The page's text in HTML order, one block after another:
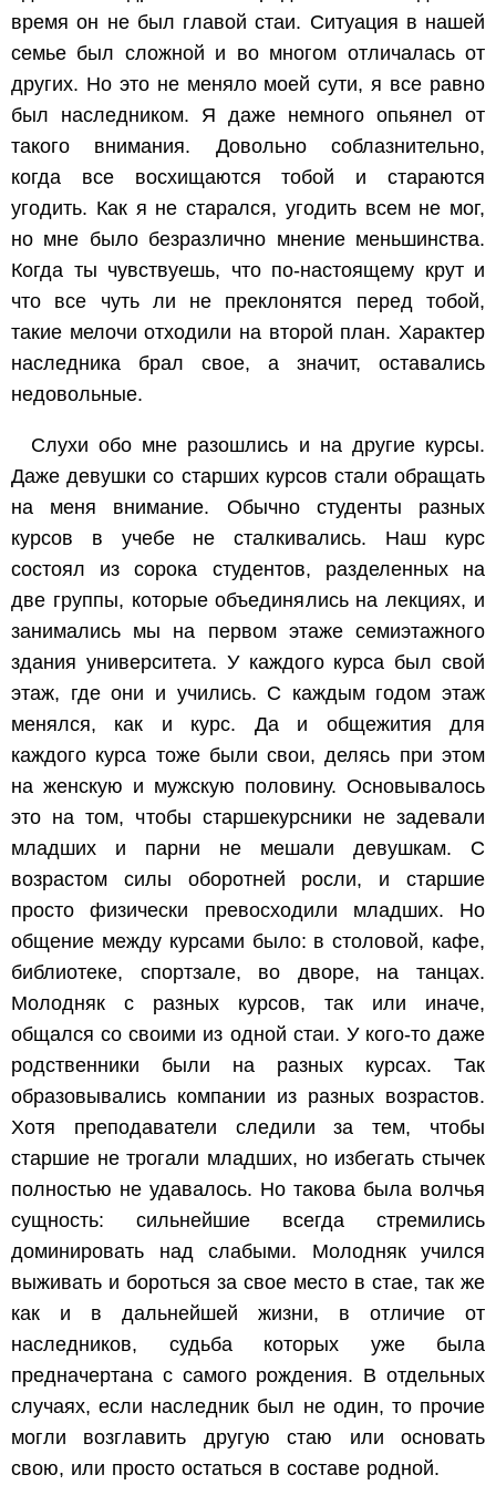
время он не был главой стаи. Ситуация в нашей
семье был сложной и во многом отличалась от
других. Но это не меняло моей сути, я все равно
был наследником. Я даже немного опьянел от
такого внимания. Довольно соблазнительно,
когда все восхищаются тобой и стараются
угодить. Как я не старался, угодить всем не мог,
но мне было безразлично мнение меньшинства.
Когда ты чувствуешь, что по-настоящему крут и
что все чуть ли не преклонятся перед тобой,
такие мелочи отходили на второй план. Характер
наследника брал свое, а значит, оставались
недовольные.
Слухи обо мне разошлись и на другие курсы.
Даже девушки со старших курсов стали обращать
на меня внимание. Обычно студенты разных
курсов в учебе не сталкивались. Наш курс
состоял из сорока студентов, разделенных на
две группы, которые объединялись на лекциях, и
занимались мы на первом этаже семиэтажного
здания университета. У каждого курса был свой
этаж, где они и учились. С каждым годом этаж
менялся, как и курс. Да и общежития для
каждого курса тоже были свои, делясь при этом
на женскую и мужскую половину. Основывалось
это на том, чтобы старшекурсники не задевали
младших и парни не мешали девушкам. С
возрастом силы оборотней росли, и старшие
просто физически превосходили младших. Но
общение между курсами было: в столовой, кафе,
библиотеке, спортзале, во дворе, на танцах.
Молодняк с разных курсов, так или иначе,
общался со своими из одной стаи. У кого-то даже
родственники были на разных курсах. Так
образовывались компании из разных возрастов.
Хотя преподаватели следили за тем, чтобы
старшие не трогали младших, но избегать стычек
полностью не удавалось. Но такова была волчья
сущность: сильнейшие всегда стремились
доминировать над слабыми. Молодняк учился
выживать и бороться за свое место в стае, так же
как и в дальнейшей жизни, в отличие от
наследников, судьба которых уже была
предначертана с самого рождения. В отдельных
случаях, если наследник был не один, то прочие
могли возглавить другую стаю или основать
свою, или просто остаться в составе родной.